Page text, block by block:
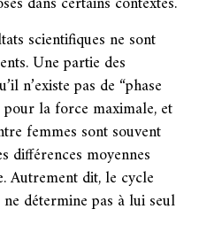
scientifiques ne sont
Une partie des
n’existe pas de “phase
la force maximale, et
femmes sont souvent
différences moyennes
Autrement dit, le cycle
détermine pas à lui seul